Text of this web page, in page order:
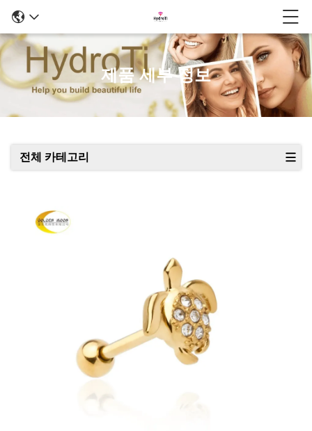
제품 세부 정보
전체 카테고리